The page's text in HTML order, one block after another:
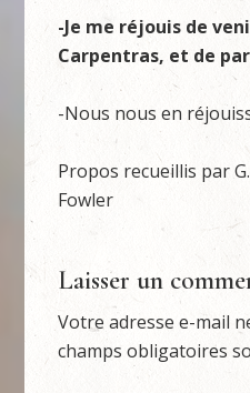
-Je me réjouis de
Carpentras, et de
-Nous nous en
Propos recueillis par
Fowler
Laisser un
Votre adresse e-mail
champs obligatoires